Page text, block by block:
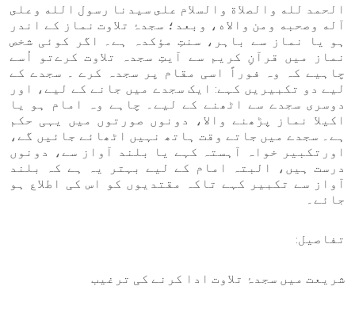
الحمد لله والصلاة والسلام على سيدنا رسول الله وعلى
آله وصحبه ومن والاه، وبعد؛ سجدۂ تلاوت نماز کے اندر
ہو یا نماز سے باہر، سنتِ مؤکدہ ہے۔ اگر کوئی شخص
نماز میں قرآنِ کریم سے آیتِ سجدہ تلاوت کرےتو اُسے
چاہیے کہ وہ فوراً اسی مقام پر سجدہ کرے ۔ سجدے کے
لیے دو تکبیریں کہے: ایک سجدے میں جانے کے لیے، اور
دوسری سجدے سے اٹھنے کے لیے۔ چاہے وہ امام ہو یا
اکیلا نماز پڑھنے والا، دونوں صورتوں میں یہی حکم
ہے۔ سجدے میں جاتے وقت ہاتھ نہیں اٹھائے جائیں گے،
اورتکبیر خواہ آہستہ کہے یا بلند آواز سے، دونوں
درست ہیں، البتہ امام کے لیے بہتر یہ ہے کہ بلند
آواز سے تکبیر کہے تاکہ مقتدیوں کو اس کی اطلاع ہو
جائے۔
تفاصیل:
شریعت میں سجدۂ تلاوت ادا کرنے کی ترغیب